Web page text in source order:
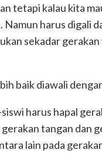
tetapi kalau kita
Namun harus digali
sekadar
baik diawali
harus hapal
tangan dan
lain pada